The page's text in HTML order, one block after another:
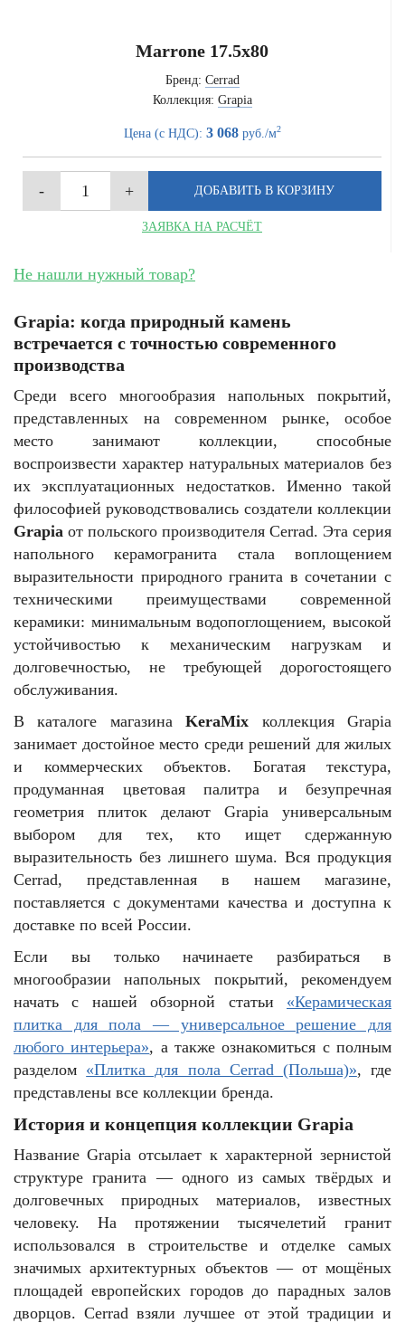
Marrone 17.5x80
Бренд: Cerrad
Коллекция: Grapia
Цена (с НДС): 3 068руб./м2
ЗАЯВКА НА РАСЧЁТ
Не нашли нужный товар?
Grapia: когда природный камень
встречается с точностью современного
производства
Среди всего многообразия напольных покрытий,
представленных на современном рынке, особое
место занимают коллекции, способные
воспроизвести характер натуральных материалов без
их эксплуатационных недостатков. Именно такой
философией руководствовались создатели коллекции
Grapia от польского производителя Cerrad. Эта серия
напольного керамогранита стала воплощением
выразительности природного гранита в сочетании с
техническими преимуществами современной
керамики: минимальным водопоглощением, высокой
устойчивостью к механическим нагрузкам и
долговечностью, не требующей дорогостоящего
обслуживания.
В каталоге магазинаKeraMix коллекция Grapia
занимает достойное место среди решений для жилых
и коммерческих объектов. Богатая текстура,
продуманная цветовая палитра и безупречная
геометрия плиток делают Grapia универсальным
выбором для тех, кто ищет сдержанную
выразительность без лишнего шума. Вся продукция
Cerrad, представленная в нашем магазине,
поставляется с документами качества и доступна к
доставке по всей России.
Если вы только начинаете разбираться в
многообразии напольных покрытий, рекомендуем
начать с нашей обзорной статьи «Керамическая
плитка для пола — универсальное решение для
любого интерьера», а также ознакомиться с полным
разделом «Плитка для пола Cerrad (Польша)», где
представлены все коллекции бренда.
История и концепция коллекции Grapia
Название Grapia отсылает к характерной зернистой
структуре гранита — одного из самых твёрдых и
долговечных природных материалов, известных
человеку. На протяжении тысячелетий гранит
использовался в строительстве и отделке самых
значимых архитектурных объектов — от мощёных
площадей европейских городов до парадных залов
дворцов. Cerrad взяли лучшее от этой традиции и